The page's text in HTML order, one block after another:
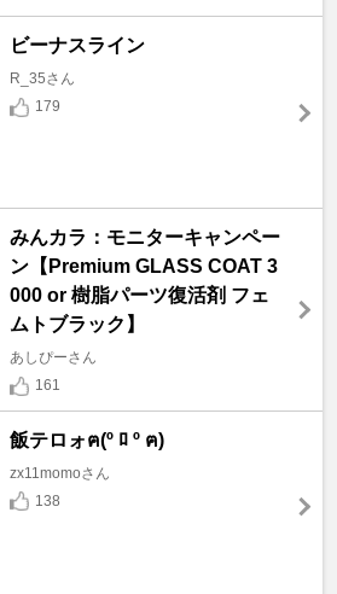
ビーナスライン
R_35さん
179
みんカラ：モニターキャンペー
ン【Premium GLASS COAT 3
000 or 樹脂パーツ復活剤 フェ
ムトブラック】
あしぴーさん
161
飯テロォฅ(º ﾛ º ฅ)
zx11momoさん
138